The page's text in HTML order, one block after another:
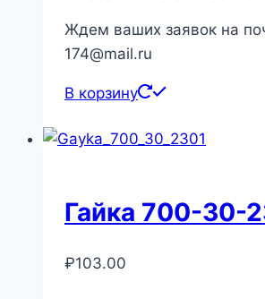
Ждем ваших заявок на
174@mail.ru
В корзину
Гайка 700-30-
₽103.00